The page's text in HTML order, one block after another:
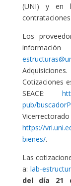
(UNI) y en
contrataciones
Los
Cotizaciones
SEACE:
pub/
https://
bienes/.
Las
a: lab-
del día 21